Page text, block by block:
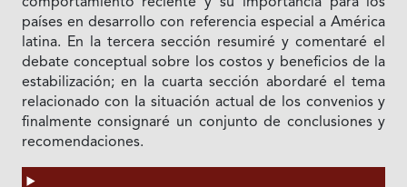
países en desarrollo con referencia especial a América
latina. En la tercera sección resumiré y comentaré el
debate conceptual sobre los costos y beneficios de la
estabilización; en Ia cuarta sección abordaré el tema
relacionado con Ia situación actual de los convenios y
finalmente consignaré un conjunto de conclusiones y
recomendaciones.